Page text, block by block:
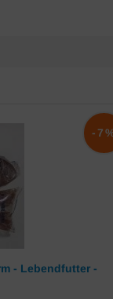
- Lebendfutter -
-